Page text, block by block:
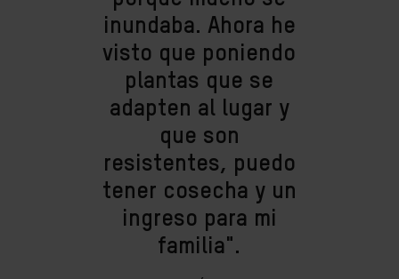
inundaba. Ahora he
visto que poniendo
plantas que se
adapten al lugar y
que son
resistentes, puedo
tener cosecha y un
ingreso para mi
familia".